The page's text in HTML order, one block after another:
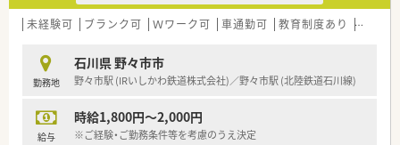
未経験可 ブランク可 Ｗワーク可 車通勤可 教育制度あり 大手チ
勤務地
石川県 野々市市
野々市駅 (IRいしかわ鉄道株式会社)／野々市駅 (北陸鉄道石川線)
給与
時給1,800円～2,000円
※ご経験・ご勤務条件等を考慮のうえ決定